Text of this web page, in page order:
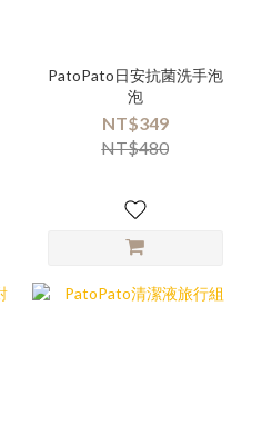
PatoPato日安抗菌洗手泡
泡
NT$349
NT$480